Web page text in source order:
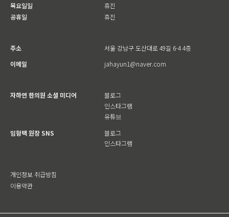
목요일일
공휴일
휴진
휴진
주소
서울 강남구 도산대로 49길 6-4 4층
이메일
jahayun1@naver.com
자하연 한의원 소셜 미디어
블로그
인스타그램
유튜브
임형택 원장 SNS
블로그
인스타그램
개인정보 취급방침
이용약관